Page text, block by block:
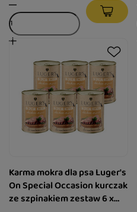
Karma mokra dla psa Luger's
On Special Occasion kurczak
ze szpinakiem zestaw 6 x